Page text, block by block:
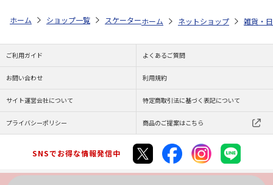
ホーム ショップ一覧 スケーター コンビニコーヒーステンレスタン
ホーム ネットショップ 雑貨・
ご利用ガイド よくあるご質問
お問い合わせ 利用規約
サイト運営会社について 特定商取引法に基づく表記について
プライバシーポリシー 商品のご提案はこちら
SNSでお得な情報発信中